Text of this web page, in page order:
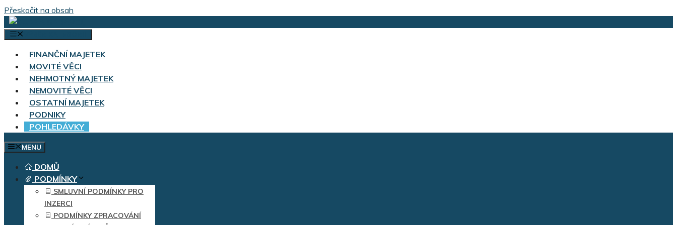
Přeskočit na obsah
FINANČNÍ MAJETEK
MOVITÉ VĚCI
NEHMOTNÝ MAJETEK
NEMOVITÉ VĚCI
OSTATNÍ MAJETEK
PODNIKY
POHLEDÁVKY
MENU
DOMŮ
PODMÍNKY
SMLUVNÍ PODMÍNKY PRO
INZERCI
PODMÍNKY ZPRACOVÁNÍ